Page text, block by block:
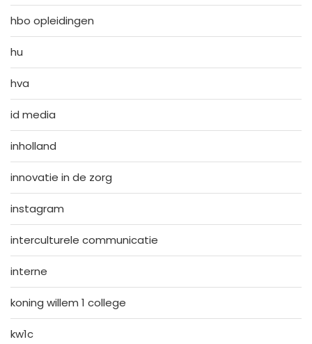
hbo opleidingen
hu
hva
id media
inholland
innovatie in de zorg
instagram
interculturele communicatie
interne
koning willem 1 college
kw1c